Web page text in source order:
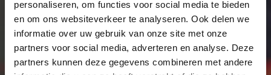
personaliseren, om functies voor social media te bieden
en om ons websiteverkeer te analyseren. Ook delen we
informatie over uw gebruik van onze site met onze
partners voor social media, adverteren en analyse. Deze
partners kunnen deze gegevens combineren met andere